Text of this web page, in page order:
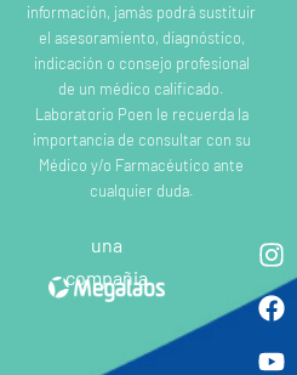
información, jamás podrá sustituir
el asesoramiento, diagnóstico,
indicación o consejo profesional
de un médico calificado.
Laboratorio Poen le recuerda la
importancia de consultar con su
Médico y/o Farmacéutico ante
cualquier duda.
una
compañia